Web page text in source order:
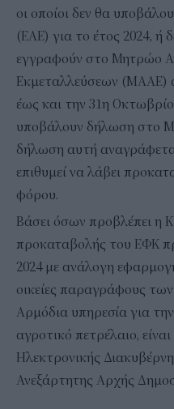
οι οποίοι δεν θα
(ΕΑΕ) για το έτος 2024, ή
εγγραφούν στο Μητρώο
Εκμεταλλεύσεων (ΜΑΑΕ)
έως και την 31η
υποβάλουν δήλωση στο
δήλωση αυτή
επιθυμεί να λάβει
φόρου.
Βάσει όσων προβλέπει η
προκαταβολής του ΕΦΚ
2024 με ανάλογη
οικείες παραγράφους
Αρμόδια υπηρεσία για
αγροτικό πετρέλαιο,
Ηλεκτρονικής
Ανεξάρτητης Αρχής